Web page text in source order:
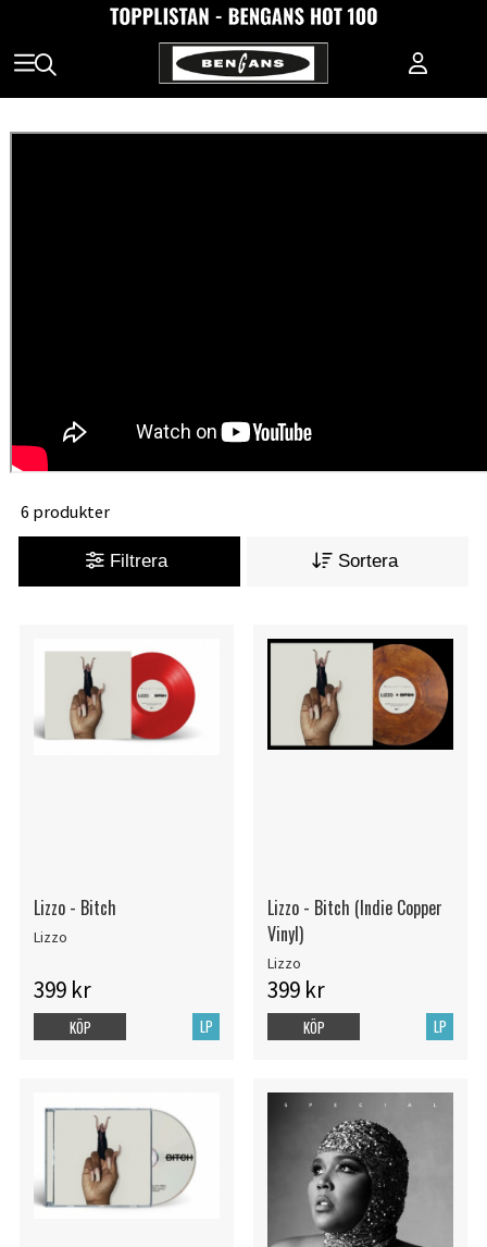
6 produkter
Filtrera Sortera
Lizzo - Bitch
Lizzo
399 kr
LP
KÖP
Lizzo - Bitch (Indie Copper
Vinyl)
Lizzo
399 kr
LP
KÖP